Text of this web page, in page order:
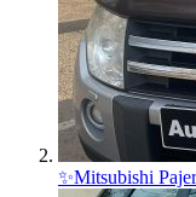
✨Mitsubishi